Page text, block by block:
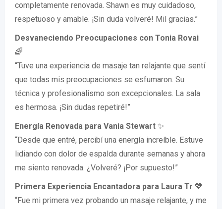
completamente renovada. Shawn es muy cuidadoso,
respetuoso y amable. ¡Sin duda volveré! Mil gracias.”
Desvaneciendo Preocupaciones con Tonia Rovai
🌈
“Tuve una experiencia de masaje tan relajante que sentí
que todas mis preocupaciones se esfumaron. Su
técnica y profesionalismo son excepcionales. La sala
es hermosa. ¡Sin dudas repetiré!”
Energía Renovada para Vania Stewart ✨
“Desde que entré, percibí una energía increíble. Estuve
lidiando con dolor de espalda durante semanas y ahora
me siento renovada. ¿Volveré? ¡Por supuesto!”
Primera Experiencia Encantadora para Laura Tr 💖
“Fue mi primera vez probando un masaje relajante, y me